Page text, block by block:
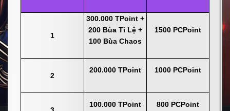
1
300.000 TPoint +
200 Bùa Tỉ Lệ +
100 Bùa Chaos
1500 PCPoint
2
200.000 TPoint 1000 PCPoint
100.000 TPoint 800 PCPoint